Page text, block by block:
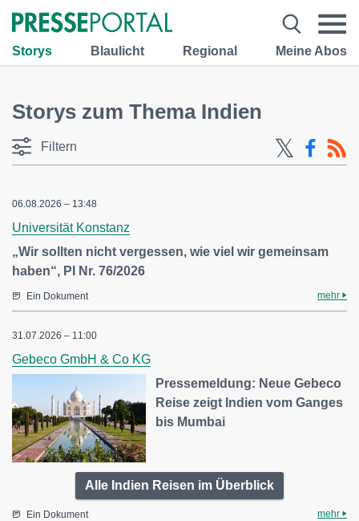
Storys Blaulicht Regional Meine Abos
Storys zum Thema Indien
Filtern
06.08.2026 – 13:48
Universität Konstanz
„Wir sollten nicht vergessen, wie viel wir gemeinsam
haben“, PI Nr. 76/2026
Ein Dokument mehr
31.07.2026 – 11:00
Gebeco GmbH & Co KG
Pressemeldung: Neue Gebeco
Reise zeigt Indien vom Ganges
bis Mumbai
Alle Indien Reisen im Überblick
Ein Dokument mehr